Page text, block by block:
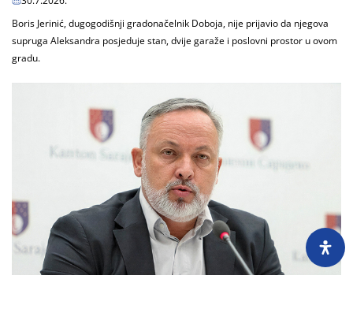
Boris Jerinić, dugogodišnji gradonačelnik Doboja, nije prijavio da njegova
supruga Aleksandra posjeduje stan, dvije garaže i poslovni prostor u ovom
gradu.